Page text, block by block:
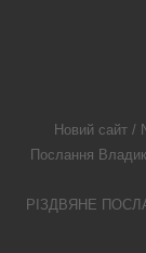
Новий сайт /
Послання
РІЗДВЯНЕ